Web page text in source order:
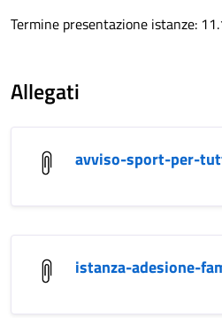
Termine presentazione istanze:
Allegati
avviso-sport-per-
istanza-adesione-